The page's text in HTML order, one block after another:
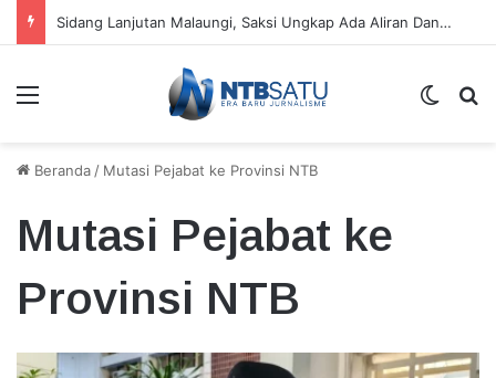
Beda Tempat Penahanan Didik dan Malaungi, Kejari Bima: Alasan Keamanan
Menu
Beranda / Mutasi Pejabat ke Provinsi NTB
Mutasi Pejabat ke
Provinsi NTB